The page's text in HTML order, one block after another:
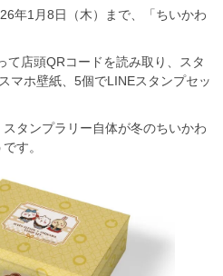
年1月8日（木）まで、「ちいかわ
て店頭QRコードを読み取り、スタ
マホ壁紙、5個でLINEスタンプセッ
タンプラリー自体が冬のちいかわ
す。